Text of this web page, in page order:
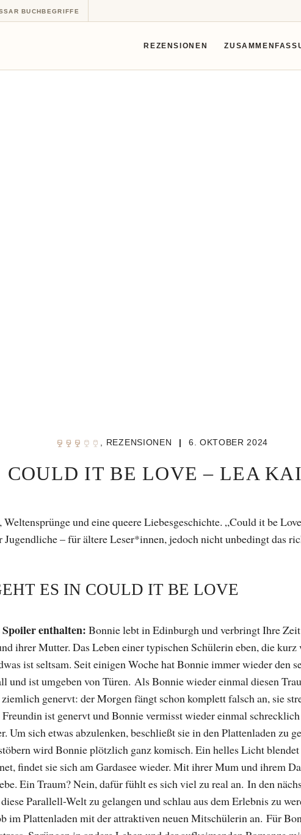
BUCHBEGRIFFE
REZENSIONEN
, REZENSIONEN 6. OKTOBER 2024
COULD IT BE LOVE – LEA
und eine queere Liebesgeschichte. „Could it be
Jugendliche – für ältere Leser*innen, jedoch nicht unbedingt das
ES IN COULD IT BE LOVE
enthalten: Bonnie lebt in Edinburgh und verbringt Ihre
ihrer Mutter. Das Leben einer typischen Schülerin eben, die
ist seltsam. Seit einigen Woche hat Bonnie immer wieder den
und ist umgeben von Türen. Als Bonnie wieder einmal diesen
genervt: der Morgen fängt schon komplett falsch an, sie
ist genervt und Bonnie vermisst wieder einmal
Um sich etwas abzulenken, beschließt sie in den Plattenladen zu
wird Bonnie plötzlich ganz komisch. Ein helles Licht blendet
findet sie sich am Gardasee wieder. Mit ihrer Mum und ihrem
Ein Traum? Nein, dafür fühlt es sich viel zu real an. In den
Parallell-Welt zu gelangen und schlau aus dem Erlebnis zu
im Plattenladen mit der attraktiven neuen Mitschülerin an. Für